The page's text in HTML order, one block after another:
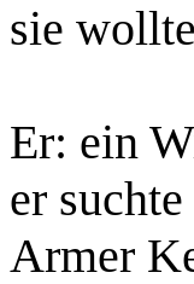
sie
Er: ein
er
Armer